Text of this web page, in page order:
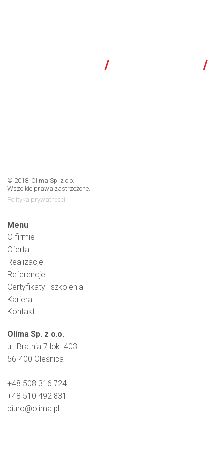
/SERWISUJEMY /
© 2018. Olima Sp. z o.o.
Wszelkie prawa zastrzeżone.
Polityka prywatności
Menu
O firmie
Oferta
Realizacje
Referencje
Certyfikaty i szkolenia
Kariera
Kontakt
Olima Sp. z o.o.
ul. Bratnia 7 lok. 403
56-400 Oleśnica
+48 508 316 724
+48 510 492 831
biuro@olima.pl